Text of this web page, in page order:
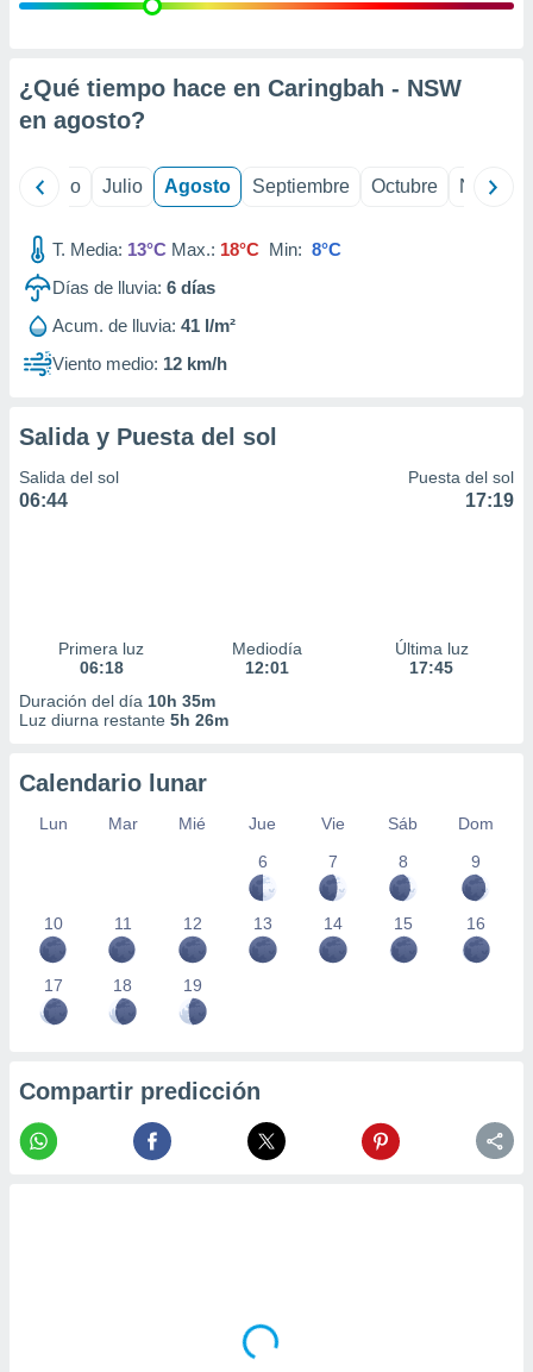
e
mediante
de
1199
¿Qué tiempo hace en Caringbah - NSW
en agosto?
Junio Julio Agosto Septiembre Octubre
T. Media: 13°C Max.: 18°C Min: 8°C
Días de lluvia: 6 días
Acum. de lluvia: 41 l/m²
Viento medio: 12 km/h
Salida y Puesta del sol
Salida del sol
06:44
Puesta del sol
17:19
Primera luz
06:18
Mediodía
12:01
Última luz
17:45
Duración del día 10h 35m
Luz diurna restante 5h 26m
Calendario lunar
Lun Mar Mié Jue Vie Sáb
Dom
6
7 8 9
10 11 12 13 14 15 16
17 18 19
Compartir predicción